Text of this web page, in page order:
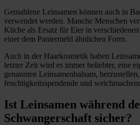
Gemahlene Leinsamen können auch in
verwendet werden. Manche Menschen
Küche als Ersatz für Eier in
einer dem Paniermehl ähnlichen Form.
Auch in der Haarkosmetik haben
letzter Zeit wird es immer beliebter, eine
genannten Leinsamenbalsam,
feuchtigkeitsspendende und
Ist Leinsamen während
Schwangerschaft sicher?